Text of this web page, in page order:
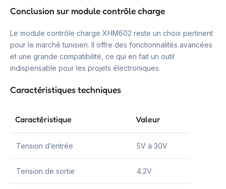
Conclusion sur module contrôle charge
Le module contrôle charge XHM602 reste un choix pertinent
pour le marché tunisien. Il offre des fonctionnalités avancées
et une grande compatibilité, ce qui en fait un outil
indispensable pour les projets électroniques.
Caractéristiques techniques
Caractéristique Valeur
Tension d’entrée 5V à 30V
Tension de sortie 4.2V